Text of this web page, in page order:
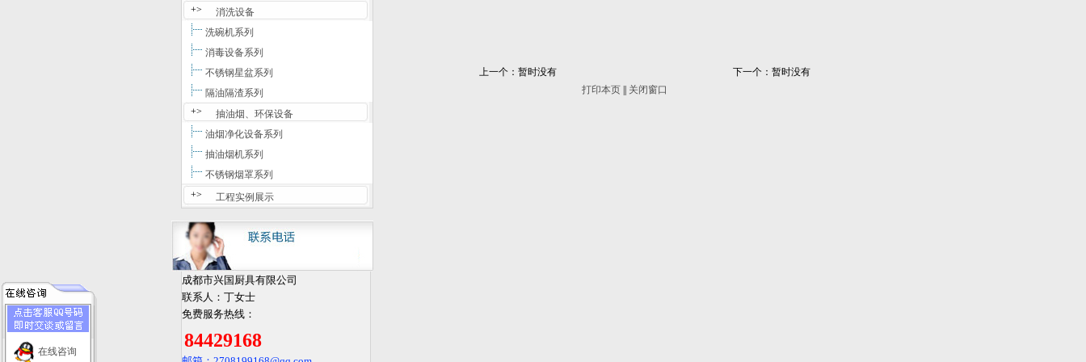
+>
消洗设备
洗碗机系列
消毒设备系列
不锈钢星盆系列
隔油隔渣系列
+>
抽油烟、环保设备
油烟净化设备系列
抽油烟机系列
不锈钢烟罩系列
+>
工程实例展示
成都市兴国厨具有限公司
联系人：丁女士
免费服务热线：
84429168
上一个：暂时没有
下一个：暂时没有
打印本页
关闭窗口
在线咨询